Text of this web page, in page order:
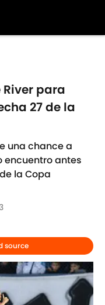
para
27 de la
una chance a
encuentro antes
la Copa
source